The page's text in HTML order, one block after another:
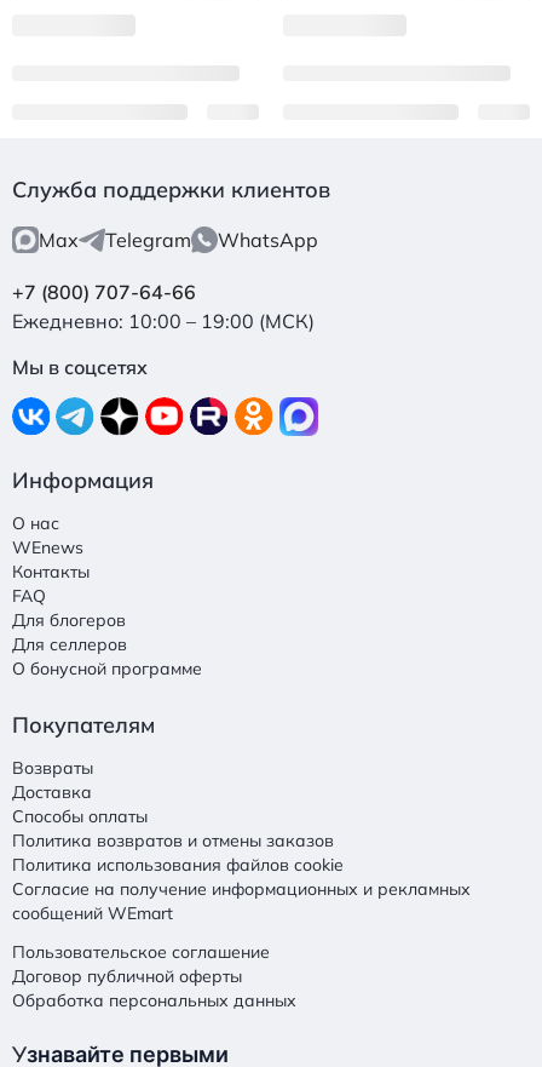
Служба поддержки клиентов
Max Telegram WhatsApp
+7 (800) 707-64-66
Ежедневно: 10:00 – 19:00 (МСК)
Мы в соцсетях
Информация
О нас
WEnews
Контакты
FAQ
Для блогеров
Для селлеров
О бонусной программе
Покупателям
Возвраты
Доставка
Способы оплаты
Политика возвратов и отмены заказов
Политика использования файлов cookie
Согласие на получение информационных и рекламных
сообщений WEmart
Пользовательское соглашение
Договор публичной оферты
Обработка персональных данных
Узнавайте первыми